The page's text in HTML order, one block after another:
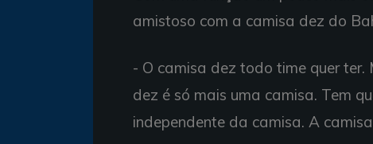
amistoso com a camisa dez do
- O camisa dez todo time quer
dez é só mais uma camisa. Tem
independente da camisa. A